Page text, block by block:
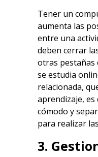
Tener un
aumenta las
entre una
deben cerrar
otras pestañas
se estudia
relacionada,
aprendizaje,
cómodo y
para realizar
3.